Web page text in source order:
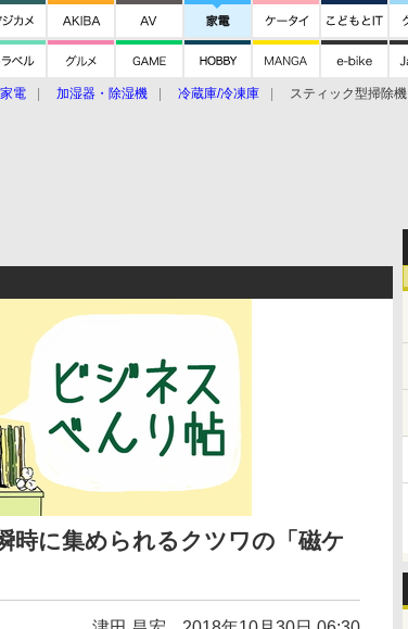
電 加湿器・除湿機 冷蔵庫/冷凍庫 スティック型掃除機
時に集められるクツワの「磁ケ